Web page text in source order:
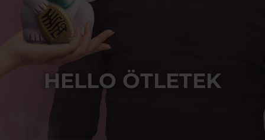
HELLO ÖTLETEK